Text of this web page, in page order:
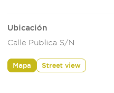
Ubicación
Calle Publica S/N
Mapa Street view